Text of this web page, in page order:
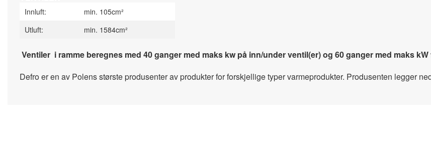
Innluft:
min. 105cm²
Utluft:
min. 1584cm²
Ventiler i ramme beregnes med 40 ganger med maks kw på inn/under ventil(er) og 60 ganger med maks
Defro er en av Polens største produsenter av produkter for forskjellige typer varmeprodukter. Produsenten legger